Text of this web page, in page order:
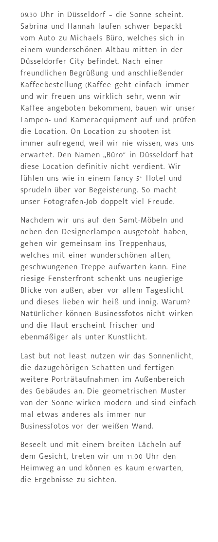
09.30 Uhr in Düsseldorf – die Sonne scheint.
Sabrina und Hannah laufen schwer bepackt
vom Auto zu Michaels Büro, welches sich in
einem wunderschönen Altbau mitten in der
Düsseldorfer City befindet. Nach einer
freundlichen Begrüßung und anschließender
Kaffeebestellung (Kaffee geht einfach immer
und wir freuen uns wirklich sehr, wenn wir
Kaffee angeboten bekommen), bauen wir unser
Lampen- und Kameraequipment auf und prüfen
die Location. On Location zu shooten ist
immer aufregend, weil wir nie wissen, was uns
erwartet. Den Namen „Büro“ in Düsseldorf hat
diese Location definitiv nicht verdient. Wir
fühlen uns wie in einem fancy 5* Hotel und
sprudeln über vor Begeisterung. So macht
unser Fotografen-Job doppelt viel Freude.
Nachdem wir uns auf den Samt-Möbeln und
neben den Designerlampen ausgetobt haben,
gehen wir gemeinsam ins Treppenhaus,
welches mit einer wunderschönen alten,
geschwungenen Treppe aufwarten kann. Eine
riesige Fensterfront schenkt uns neugierige
Blicke von außen, aber vor allem Tageslicht
und dieses lieben wir heiß und innig. Warum?
Natürlicher können Businessfotos nicht wirken
und die Haut erscheint frischer und
ebenmäßiger als unter Kunstlicht.
Last but not least nutzen wir das Sonnenlicht,
die dazugehörigen Schatten und fertigen
weitere Porträtaufnahmen im Außenbereich
des Gebäudes an. Die geometrischen Muster
von der Sonne wirken modern und sind einfach
mal etwas anderes als immer nur
Businessfotos vor der weißen Wand.
Beseelt und mit einem breiten Lächeln auf
dem Gesicht, treten wir um 11:00 Uhr den
Heimweg an und können es kaum erwarten,
die Ergebnisse zu sichten.